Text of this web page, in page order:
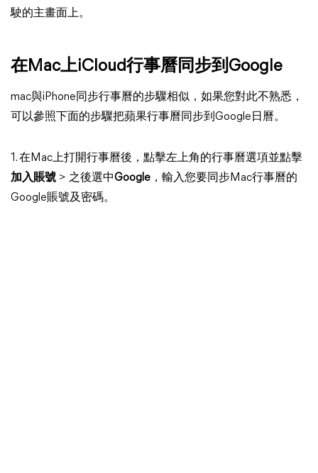
駛的主畫面上。
在Mac上iCloud行事曆同步到Google
mac與iPhone同步行事曆的步驟相似，如果您對此不熟悉，
可以參照下面的步驟把蘋果行事曆同步到Google日曆。
1. 在Mac上打開行事曆後，點擊左上角的行事曆選項並點擊
加入賬號 > 之後選中Google ，輸入您要同步Mac行事曆的
Google賬號及密碼。